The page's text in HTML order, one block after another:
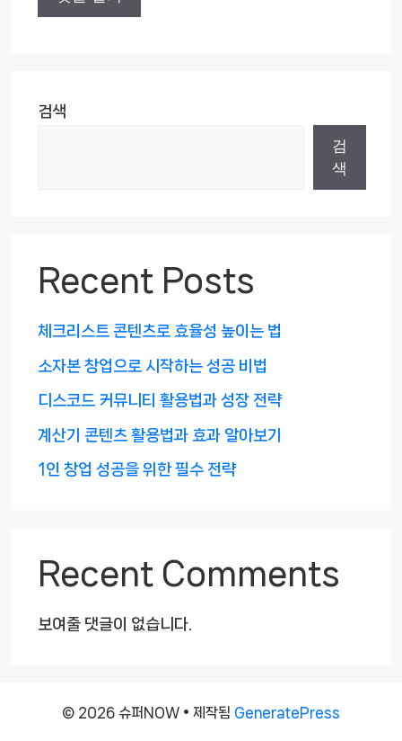
검색
검
색
Recent Posts
체크리스트 콘텐츠로 효율성 높이는 법
소자본 창업으로 시작하는 성공 비법
디스코드 커뮤니티 활용법과 성장 전략
계산기 콘텐츠 활용법과 효과 알아보기
1인 창업 성공을 위한 필수 전략
Recent Comments
보여줄 댓글이 없습니다.
© 2026 슈퍼NOW • 제작됨 GeneratePress